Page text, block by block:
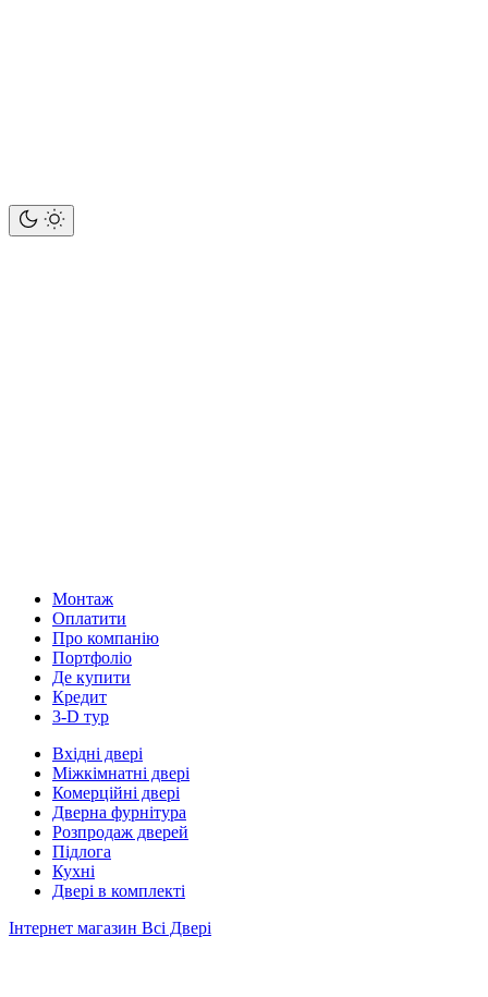
Монтаж
Оплатити
Про компанію
Портфоліо
Де купити
Кредит
3-D тур
Вхідні двері
Міжкімнатні двері
Комерційні двері
Дверна фурнітура
Розпродаж дверей
Підлога
Кухні
Двері в комплекті
Інтернет магазин Всі Двері